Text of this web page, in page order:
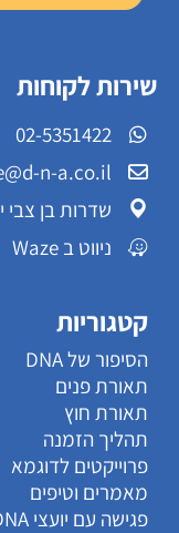
שירות לקוחות
02-5351422
n-a.co.il
שדרות בן צבי
ניווט ב Waze
קטגוריות
הסיפור של DNA
תאורת פנים
תאורת חוץ
תהליך הזמנה
פרוייקטים לדוגמא
מאמרים וטיפים
פגישה עם יועצי DNA